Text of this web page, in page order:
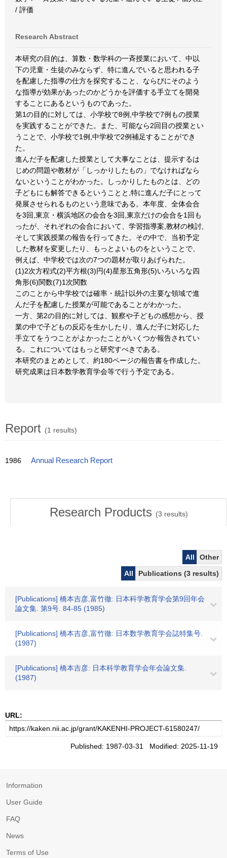
/ 評価
Research Abstract
本研究の目的は、算数・数学科の一斉授業において、中以
下の児童・生徒のみならず、特に進んでいると思われる子
を配慮した指導の仕方を探究すること、ならびにそのよう
な指導が効果があったのかどうかを評価する手立てを開発
することにあるというものであった。
第1の目的に対しては、小学校で8例,中学校で7例もの授業
を実践することができた。また、可能なら2回目の授業とい
うことで、小学校で1例,中学校で2例補足することができ
た。
進んだ子を配慮した授業として大事なことは、提示するは
じめの問題や教材が「しっかりしたもの」でなければなら
ないということがわかった。しっかりしたものとは、どの
子どもにも解答できるということと,特に進んだ子にとって
発展させられるものという意味である。本年度、全体会合
を3回,東京・横浜地区の会合を3回,東京だけの会合を1回も
ったが、それぞれの会合において、学習指導案,教材の検討,
そして実践授業の報告を行ってきた。その中で、当初予定
した教材を変更したり、もっとよいものをということで、
例えば、中学校では次の7つの題材が取りあげられた。
(1)2次方程式(2)平方根(3)円(4)星形五角形(5)いろいろな四
角形(6)関数(7)1次関数
このことから中学校では確率・統計以外の主要な領域で進
んだ子を配慮した授業が可能であることがわかった。
一方、第2の目的に対しては、観察や子どもの感想から、授
業の中で子どもの反応を生かしたり、進んだ子に対応した
手立てをうつことがよかったことがいくつか報告されてい
る。これについてはもっと研究すべきである。
本研究のまとめとして、約180ページの報告書を作成した。
研究成果は日本数学教育学会等で行う予定である。
Report (1 results)
1986 Annual Research Report
Research Products (3 results)
All
Other
All
Publications (3 results)
[Publications] 橋本吉彦,富竹徹: 日本科学教育学会第9回年会
論文集. 第9号. 84-85 (1985)
[Publications] 橋本吉彦,富竹徹: 日本数学教育学会誌特集号.
(1987)
[Publications] 橋本吉彦: 日本科学教育学会年会論文集.
(1987)
URL:
Published: 1987-03-31 Modified: 2025-11-19
Information
User Guide
FAQ
News
Terms of Use